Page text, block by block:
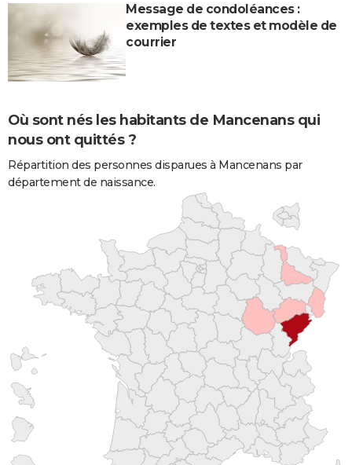
Message de condoléances :
exemples de textes et modèle de
courrier
Où sont nés les habitants de Mancenans qui
nous ont quittés ?
Répartition des personnes disparues à Mancenans par
département de naissance.